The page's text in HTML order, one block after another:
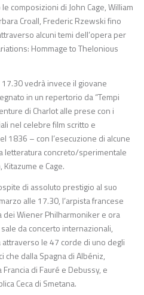
composizioni di John Cage, William
Croall, Frederic Rzewski fino
alcuni temi dell’opera per
Hommage to Thelonious
vedrà invece il giovane
in un repertorio da “Tempi
di Charlot alle prese con i
nel celebre film scritto e
1836 – con l’esecuzione di alcune
letteratura concreto/sperimentale
Kitazume e Cage.
di assoluto prestigio al suo
alle 17.30, l’arpista francese
dei Wiener Philharmoniker e ora
da concerto internazionali,
le 47 corde di uno degli
che dalla Spagna di Albéniz,
di Fauré e Debussy, e
Ceca di Smetana.